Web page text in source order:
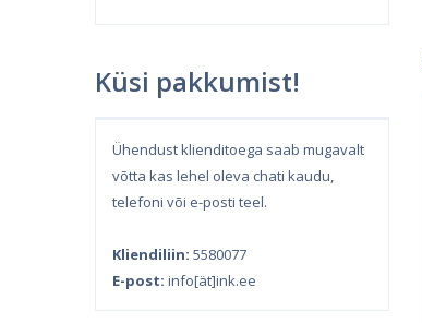
Küsi pakkumist!
Ühendust klienditoega saab mugavalt
võtta kas lehel oleva chati kaudu,
telefoni või e-posti teel.
Kliendiliin: 5580077
E-post: info[ät]ink.ee